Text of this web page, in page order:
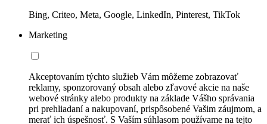
Bing, Criteo, Meta, Google, LinkedIn, Pinterest, TikTok
Marketing
Akceptovaním týchto služieb Vám môžeme zobrazovať
reklamy, sponzorovaný obsah alebo zľavové akcie na naše
webové stránky alebo produkty na základe Vášho správania
pri prehliadaní a nakupovaní, prispôsobené Vašim záujmom, a
merať ich úspešnosť. S Vaším súhlasom používame na tejto